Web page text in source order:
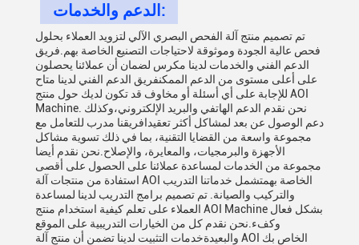
الدعم والخدمات:
تم تصميم منتج آلة الفحص البصري الآلي لتزويد العملاء بحلول
فحص عالية الجودة وموثوقة لاحتياجات التصنيع الخاصة بهم.فريق
الدعم الفني والخدمات لدينا مكرس لضمان أن عملائنا يحصلون
على أعلى مستوى من الدعم الممكنفريق الدعم الفني لدينا متاح
للإجابة على أي أسئلة أو مخاوف قد تكون لديك حول منتج AOI
Machine. نحن نقدم الدعم الهاتفي والبريد الإلكتروني،وكذلك
دعم الوصول عن بعد لمشاكل أكثر تعقيدافريقنا مدرب للتعامل مع
مجموعة واسعة من القضايا التقنية، بما في ذلك تسوية مشاكل
الأجهزة والبرمجيات، والمعايرة، والإصلاح.نحن نقدم أيضا
مجموعة من الخدمات لمساعدة عملائنا على الحصول على أقصى
استفادة من منتجات آلة AOI الخاصة بهمتشمل خدماتنا التدريب
والتركيب والصيانة. تم تصميم برامج التدريب لدينا لمساعدة
العملاء على تعلم كيفية استخدام منتج AOI Machine بشكل فعال
وكفء.نحن نقدم كل من الخيارات التدريبية على الموقع
والبعيدةخدمات التثبيت لدينا تضمن أن منتج آلة AOI الخاص بك